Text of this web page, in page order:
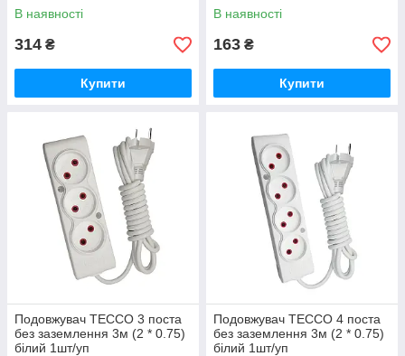
В наявності
314 ₴
Купити
В наявності
163 ₴
Купити
Подовжувач TECCO 3 поста
без заземлення 3м (2 * 0.75)
білий 1шт/уп
Подовжувач TECCO 4 поста
без заземлення 3м (2 * 0.75)
білий 1шт/уп